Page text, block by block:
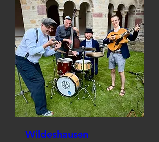
Wildeshausen